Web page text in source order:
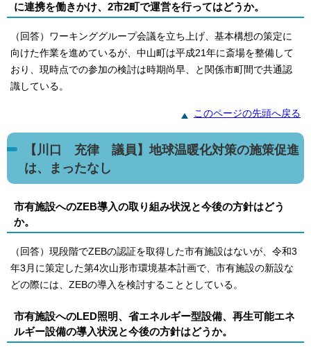
に連携を働きかけ、2市2町で運営を行ってはどうか。
（回答）ワーキンググループ会議を立ち上げ、基本構想の策定に
向けた作業を進めているが、中山町は平成21年に斎場を整備して
おり、現時点での参加の検討は時期尚早、と関係市町間で共通認
識している。
このページの先頭へ戻る
【川口 充律 議員】地球温暖化対策の施策促進
は、まったなし
市有施設へのZEB導入の取り組み状況と今後の方針はどう
か。
（回答）現段階でZEBの認証を取得した市有施設はないが、令和3
年3月に策定した第4次山形市環境基本計画で、市有施設の新設な
どの際には、ZEBの導入を検討することとしている。
市有施設へのLED照明、省エネルギー型設備、再生可能エネ
ルギー設備の導入状況と今後の方針はどうか。